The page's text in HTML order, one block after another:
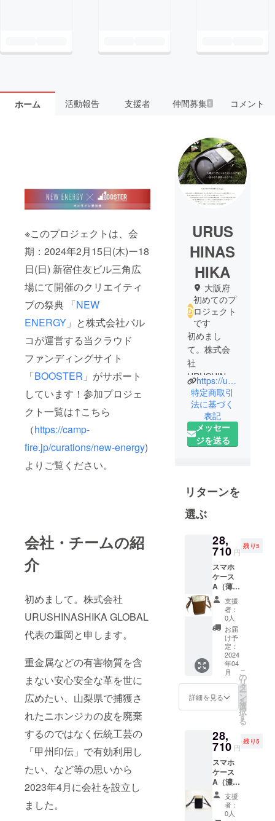
ホーム 活動報告 支援者 仲間募集 1 コメント
※このプロジェクトは、会
期：2024年2月15日(木)ー18
日(日) 新宿住友ビル三角広
場にて開催のクリエイティ
ブの祭典 「NEW
ENERGY 」と株式会社パル
コが運営する当クラウド
ファンディングサイト
「BOOSTER 」がサポート
しています！参加プロジェ
クト一覧は↑こちら
（https://camp-
fire.jp/curations/new-energy)
よりご覧ください。
会社・チームの紹
介
初めまして。株式会社
URUSHINASHIKA GLOBAL
代表の重岡と申します。
重金属などの有害物質を含
まない安心安全な革を世に
広めたい、山梨県で捕獲さ
れたニホンジカの皮を廃棄
するのではなく伝統工芸の
「甲州印伝」で有効利用し
たい、など等の思いから
2023年4月に会社を設立し
ました。
URUS
HINAS
HIKA
大阪府
初めてのプ
ロジェクト
です
初めまし
て。株式会
社
URUSHINAS
HIKA
GLOBAL代表
の重岡と申
します。
重金属など
安心安全な
革を世に広
めたい、山
されたニホ
ンジカの皮
を廃棄する
のではなく
伝統工芸の
「甲州印
伝」で有効
利用した
い、など等
の思いから
2023年4月に
会社を設立
しました。
https://urushinashika.com/
特定商取引
法に基づく
表記
メッセー
ジを送る
リターンを
選ぶ
28,
710 円
残り5
スマホ
ケース
A（薄
茶） 白
革：ニ
ホンシ
カ革に
漆付け
薄茶無
地革：
イタリ
ア製高
級牛革
商品サ
イズ
（約
17X10X
2 化粧
箱サイ
ズ（約
cm）：
22X17X
3 ※プロ
ジェク
ト期間
支援
者：
0人
お届
け予
定：
2024
年04
月
詳細を見る
こ
の
リ
タ
ー
ン
を
選
択
す
る
28,
710 円
残り5
スマホ
ケース
A（濃
茶） 白
革：ニ
ホンシ
支援
者：
0人